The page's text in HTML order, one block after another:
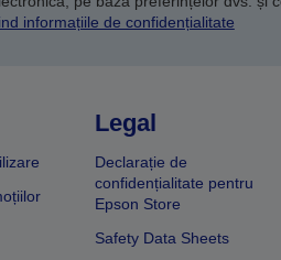
informațiile de confidențialitate
Legal
Declarație de
confidențialitate pentru
Epson Store
Safety Data Sheets